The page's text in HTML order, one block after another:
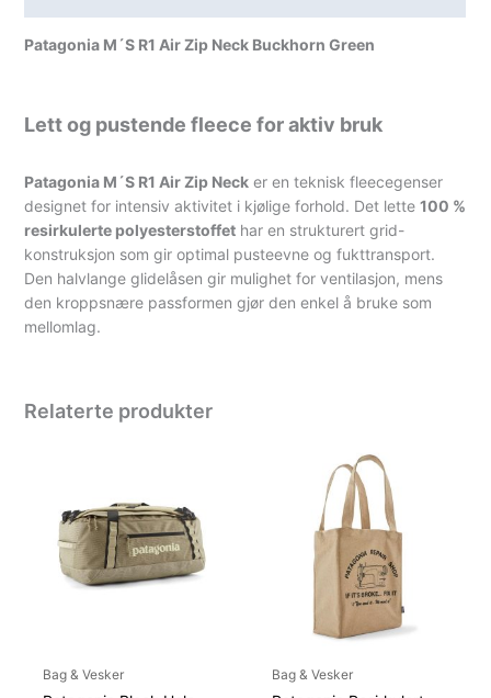
Patagonia M´S R1 Air Zip Neck Buckhorn Green
Lett og pustende fleece for aktiv bruk
Patagonia M´S R1 Air Zip Neck er en teknisk fleecegenser
designet for intensiv aktivitet i kjølige forhold. Det lette100 %
resirkulerte polyesterstoffet har en strukturert grid-
konstruksjon som gir optimal pusteevne og fukttransport.
Den halvlange glidelåsen gir mulighet for ventilasjon, mens
den kroppsnære passformen gjør den enkel å bruke som
mellomlag.
Relaterte produkter
Bag & Vesker Bag & Vesker